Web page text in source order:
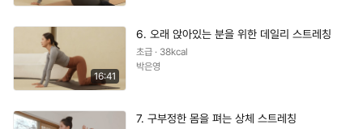
16:41
6. 오래 앉아있는 분을 위한 데일리 스트레칭
초급 · 38kcal
박은영
7. 구부정한 몸을 펴는 상체 스트레칭